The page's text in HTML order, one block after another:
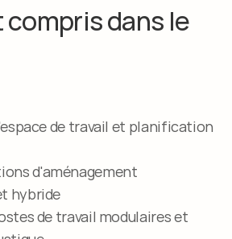
compris dans le
de travail et planification
d'aménagement
hybride
de travail modulaires et